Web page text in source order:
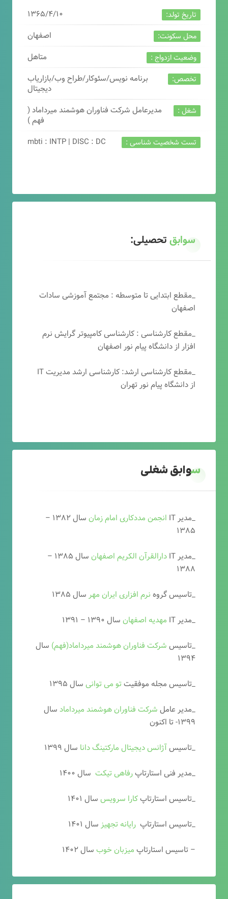
تاریخ تولد: ۱۳۶۵/۴/۱۰
محل سکونت: اصفهان
وضعیت ازدواج : متاهل
تخصص:
برنامه نویس/سئوکار/طراح وب/بازاریاب
دیجیتال
شغل :
مدیرعامل شرکت فناوران هوشمند میرداماد (
فهم )
تست شخصیت شناسی : mbti : INTP | DISC : DC
سوابقتحصیلی:
_مقطع ابتدایی تا متوسطه : مجتمع آموزشی سادات
اصفهان
_مقطع کارشناسی : کارشناسی کامپیوتر گرایش نرم
افزار از دانشگاه پیام نور اصفهان
_مقطع کارشناسی ارشد: کارشناسی ارشد مدیریت IT
از دانشگاه پیام نور تهران
سوابق شغلی
_مدیر IT انجمن مددکاری امام زمان
سال ۱۳۸۲ –
۱۳۸۵
_مدیر IT
دارالقرآن الکریم اصفهان
سال ۱۳۸۵ –
۱۳۸۸
_تاسیس گروه نرم افزاری ایران مهر سال ۱۳۸۵
_مدیر IT
مهدیه اصفهان سال ۱۳۹۰ – ۱۳۹۱
_تاسیس شرکت فناوران هوشمند میرداماد(فهم) سال
۱۳۹۴
_تاسیس مجله موفقیتتو می توانی سال ۱۳۹۵
_مدیر عامل شرکت فناوران هوشمند میرداماد سال
۱۳۹۹- تا اکنون
_تاسیسآژانس دیجیتال مارکتینگ دانا سال ۱۳۹۹
_مدیر فنی استارتاپرفاهی تیکت سال ۱۴۰۰
_تاسیس استارتاپکارا سرویس سال ۱۴۰۱
_تاسیس استارتاپ رایانه تجهیز سال ۱۴۰۱
– تاسیس استارتاپ میزبان خوب سال ۱۴۰۲